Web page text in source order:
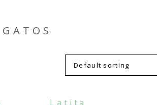
GATOS
Latita